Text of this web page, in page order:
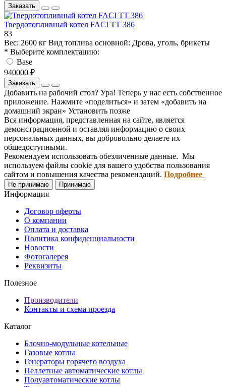
Заказать
Твердотопливный котел FACI TT 386
83
Вес: 2600 кг Вид топлива основной: Дрова, уголь, брикеты
* Выберите комплектацию:
Base
940000 ₽
Заказать
Добавить на рабочий стол? Ура! Теперь у нас есть собственное
приложение. Нажмите «поделиться» и затем «добавить на
домашний экран» Установить позже
Вся информация, представленная на сайте, является
демонстрационной и оставляя информацию о своих
персональных данных, вы добровольно делаете их
общедоступными.
Рекомендуем использовать обезличенные данные. Мы
используем файлы cookie для вашего удобства пользования
сайтом и повышения качества рекомендаций. Подробнее
Не принимаю Принимаю
Информация
Договор оферты
О компании
Оплата и доставка
Политика конфиденциальности
Новости
Фотогалерея
Реквизиты
Полезное
Производители
Контакты и схема проезда
Каталог
Блочно-модульные котельные
Газовые котлы
Генераторы горячего воздуха
Пеллетные автоматические котлы
Полуавтоматические котлы